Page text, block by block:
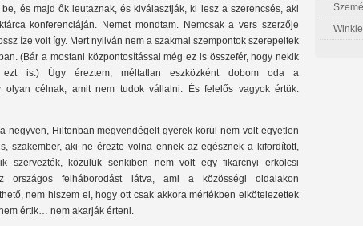
és majd ők leutaznak, és kiválasztják, ki lesz a szerencsés, aki
konferenciáján. Nemet mondtam. Nemcsak a vers szerzője
íze volt így. Mert nyilván nem a szakmai szempontok szerepeltek
(Bár a mostani központosítással még ez is összefér, hogy nekik
ezt is.) Úgy éreztem, méltatlan eszközként dobom oda a
olyan célnak, amit nem tudok vállalni. És felelős vagyok értük.
negyven, Hiltonban megvendégelt gyerek körül nem volt egyetlen
szakember, aki ne érezte volna ennek az egésznek a kifordított,
szervezték, közülük senkiben nem volt egy fikarcnyi erkölcsi
országos felháborodást látva, ami a közösségi oldalakon
nem hiszem el, hogy ott csak akkora mértékben elkötelezettek
értik… nem akarják érteni.